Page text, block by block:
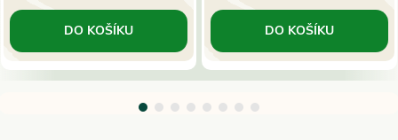
DO KOŠÍKU DO KOŠÍKU